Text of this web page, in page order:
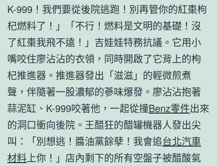
K-999！我們要從後院逃跑！別再管你的紅棗枸
杞燃料了！」「不行！燃料是文明的基礎！沒
了紅棗我飛不遠！」吉娃娃特務抗議。它用小
嘴咬住廖沾沾的衣領，同時開啟了它背上的枸
杞推進器。推進器發出「滋滋」的輕微煎煮
聲，伴隨著一股濃郁的蔘味爆發。廖沾沾抱著
蒜泥缸、K-999咬著他，一起從撞Benz零件出來
的洞口衝向後院。王醋狂的醋罐機器人發出尖
叫：「別想逃！醬油黨餘孽！我會追台北汽車
材料 上你！」店內剩下的所有空盤子被醋酸氣